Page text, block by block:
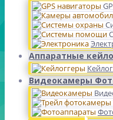
Аппаратные
Видеокамеры